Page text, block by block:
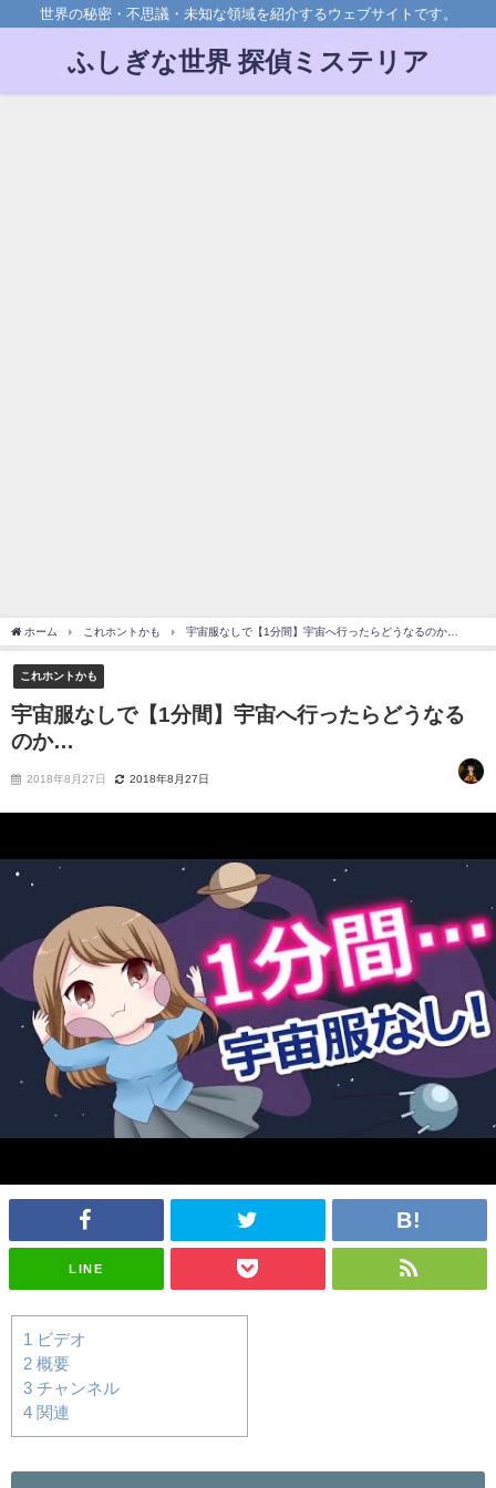
世界の秘密・不思議・未知な領域を紹介するウェブサイトです。
ふしぎな世界 探偵ミステリア
ホーム これホントかも 宇宙服なしで【1分間】宇宙へ行ったらどうなるのか…
これホントかも
宇宙服なしで【1分間】宇宙へ行ったらどうなる
のか…
2018年8月27日 2018年8月27日
LINE
1
ビデオ
2 概要
3 チャンネル
4 関連